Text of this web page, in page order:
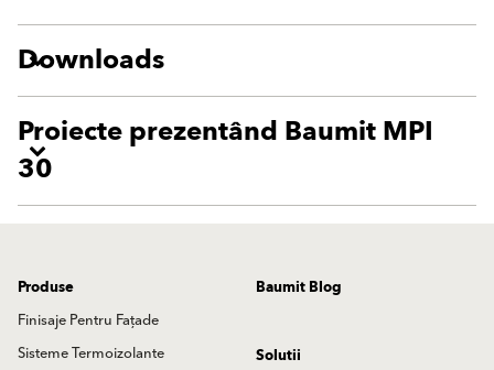
Downloads
Proiecte prezentând Baumit MPI
30
Produse
Finisaje Pentru Fațade
Sisteme Termoizolante
Baumit Blog
Solutii